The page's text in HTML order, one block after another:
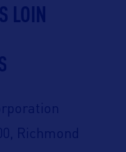
LOIN
Richmond